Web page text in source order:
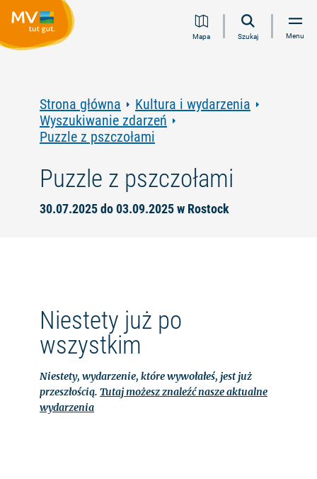
Przejdź
Przejdź
Przejdź
Przejdź
Mapa Szukaj Menu
Strona główna
Kultura i wydarzenia
Wyszukiwanie zdarzeń
Puzzle z pszczołami
Puzzle z pszczołami
30.07.2025 do 03.09.2025 w Rostock
Niestety już po
wszystkim
Niestety, wydarzenie, które wywołałeś, jest już
przeszłością. Tutaj możesz znaleźć nasze aktualne
wydarzenia